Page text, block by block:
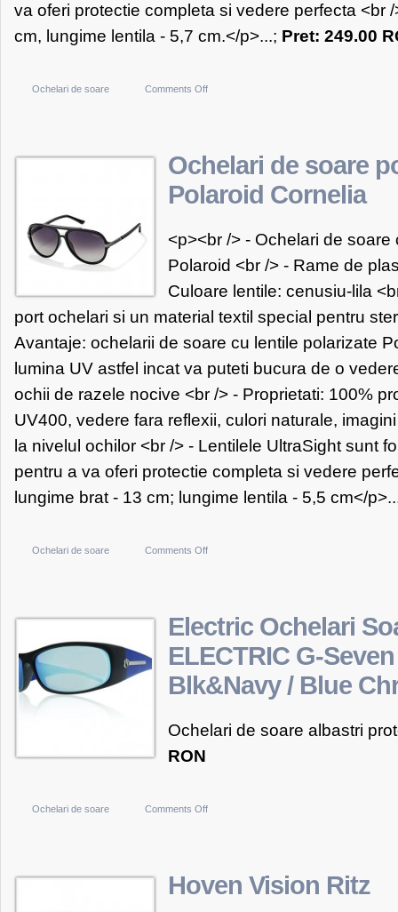
va oferi protectie completa si vedere perfecta <br
cm, lungime lentila - 5,7 cm.</p>...; Pret: 249.00
Ochelari de soare Comments Offon
polarizati
Polaroid
Ochelari de soare
Polaroid Cornelia
<p><br /> - Ochelari de
Polaroid <br /> - Rame de
Culoare lentile: cenusiu-lila
port ochelari si un material textil special pentru
Avantaje: ochelarii de soare cu lentile polarizate
lumina UV astfel incat va puteti bucura de o
ochii de razele nocive <br /> - Proprietati: 100%
UV400, vedere fara reflexii, culori naturale,
la nivelul ochilor <br /> - Lentilele UltraSight sunt
pentru a va oferi protectie completa si vedere
lungime brat - 13 cm; lungime lentila - 5,5 cm</
Ochelari de soare Comments Offon
polarizati
Polaroid
Cornelia
Electric Ochelari
ELECTRIC G-
Blk&Navy / Blue
Ochelari de soare albastri
RON
Ochelari de soare Comments Offon
ELECTRIC
Hoven Vision Ritz